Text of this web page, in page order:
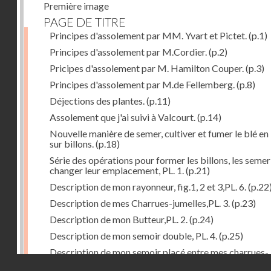
Première image
PAGE DE TITRE
Principes d'assolement par MM. Yvart et Pictet. (p.1)
Principes d'assolement par M.Cordier. (p.2)
Pricipes d'assolement par M. Hamilton Couper. (p.3)
Principes d'assolement par M.de Fellemberg. (p.8)
Déjections des plantes. (p.11)
Assolement que j'ai suivi à Valcourt. (p.14)
Nouvelle manière de semer, cultiver et fumer le blé en
sur billons. (p.18)
Série des opérations pour former les billons, les
changer leur emplacement, PL. 1. (p.21)
Description de mon rayonneur, fig.1, 2 et 3,PL. 6.
Description de mes Charrues-jumelles,PL. 3. (p.23)
Description de mon Butteur,PL. 2. (p.24)
Description de mon semoir double, PL. 4. (p.25)
Description de mon semoir placé entre mes charrues-